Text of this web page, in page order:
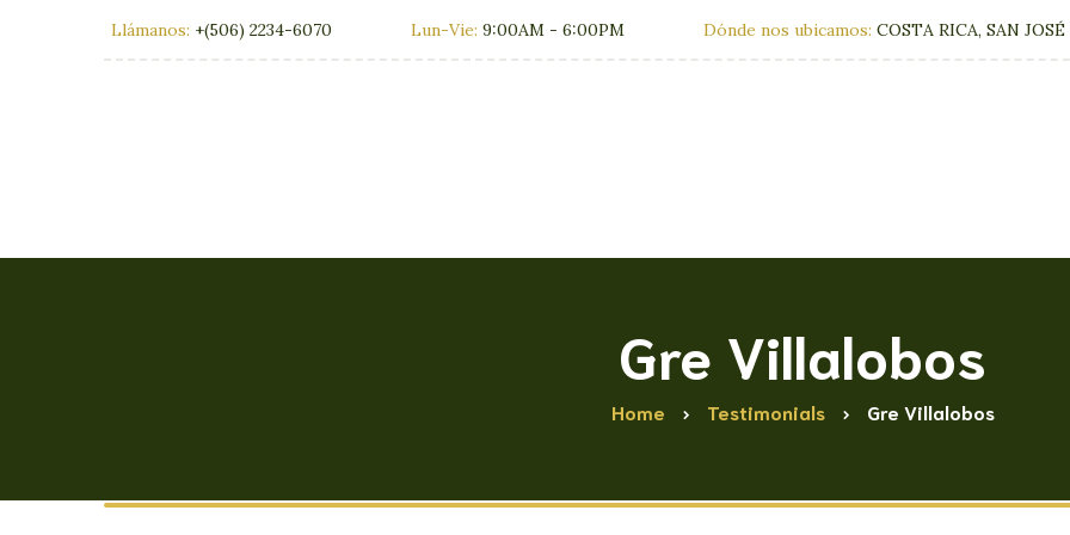
Llámanos: +(506) 2234-6070 Lun-Vie: 9:00AM - 6:00PM Dónde nos ubicamos: COSTA RICA, SAN JOSÉ
Gre Villalobos
Home Testimonials Gre Villalobos